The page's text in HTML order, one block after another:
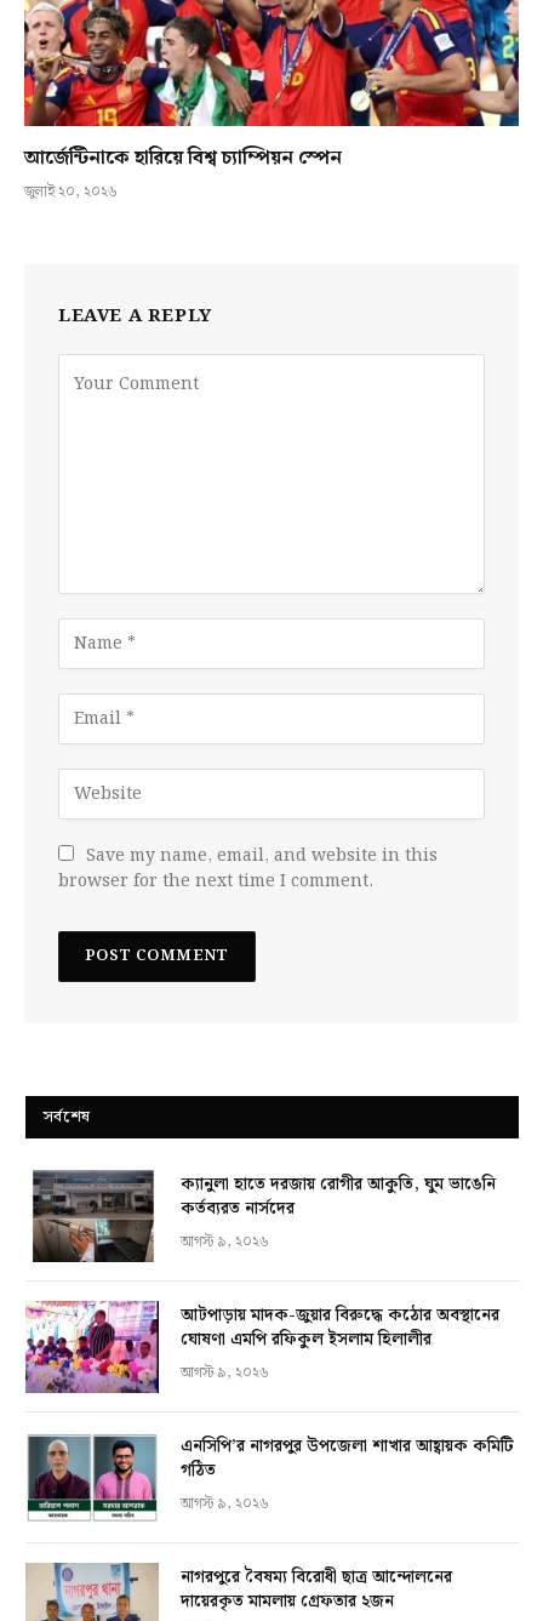
আর্জেন্টিনাকে হারিয়ে বিশ্ব চ্যাম্পিয়ন স্পেন
জুলাই ২০, ২০২৬
LEAVE A REPLY
Save my name, email, and website in this
browser for the next time I comment.
সর্বশেষ
ক্যানুলা হাতে দরজায় রোগীর আকুতি, ঘুম ভাঙেনি
কর্তব্যরত নার্সদের
আগস্ট ৯, ২০২৬
আটপাড়ায় মাদক-জুয়ার বিরুদ্ধে কঠোর অবস্থানের
ঘোষণা এমপি রফিকুল ইসলাম হিলালীর
আগস্ট ৯, ২০২৬
এনসিপি’র নাগরপুর উপজেলা শাখার আহ্বায়ক কমিটি
গঠিত
আগস্ট ৯, ২০২৬
নাগরপুরে বৈষম্য বিরোধী ছাত্র আন্দোলনের
দায়েরকৃত মামলায় গ্রেফতার ২জন